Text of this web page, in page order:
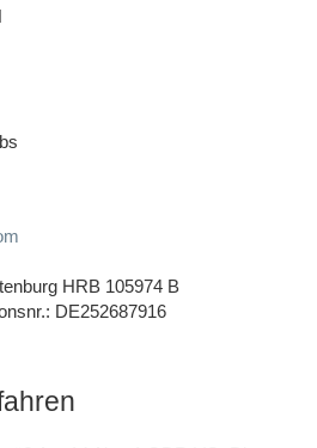
HRB 105974 B
DE252687916